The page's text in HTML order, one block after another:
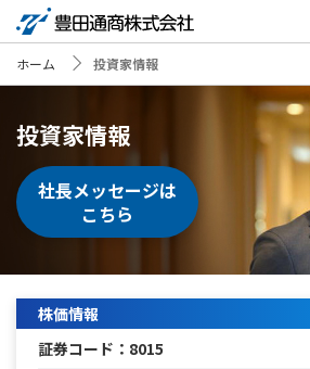
ホーム 投資家情報
投資家情報
社長メッセージは
こちら
株価情報
証券コード： 8015